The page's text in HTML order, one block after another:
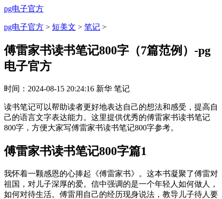
pg电子官方
pg电子官方 > 短美文 > 笔记 >
傅雷家书读书笔记800字（7篇范例）-pg
电子官方
时间： 2024-08-15 20:24:16 新华 笔记
读书笔记可以帮助读者更好地表达自己的想法和感受，提高自
己的语言文字表达能力。这里提供优秀的傅雷家书读书笔记
800字，方便大家写傅雷家书读书笔记800字参考。
傅雷家书读书笔记800字篇1
我怀着一颗感恩的心捧起《傅雷家书》。这本书凝聚了傅雷对
祖国，对儿子深厚的爱。信中强调的是一个年轻人如何做人，
如何对待生活。傅雷用自己的经历现身说法，教导儿子待人要